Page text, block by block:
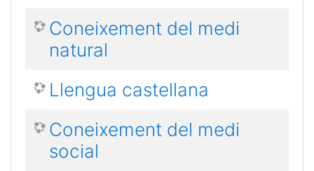
Coneixement del medi
natural
Llengua castellana
Coneixement del medi
social